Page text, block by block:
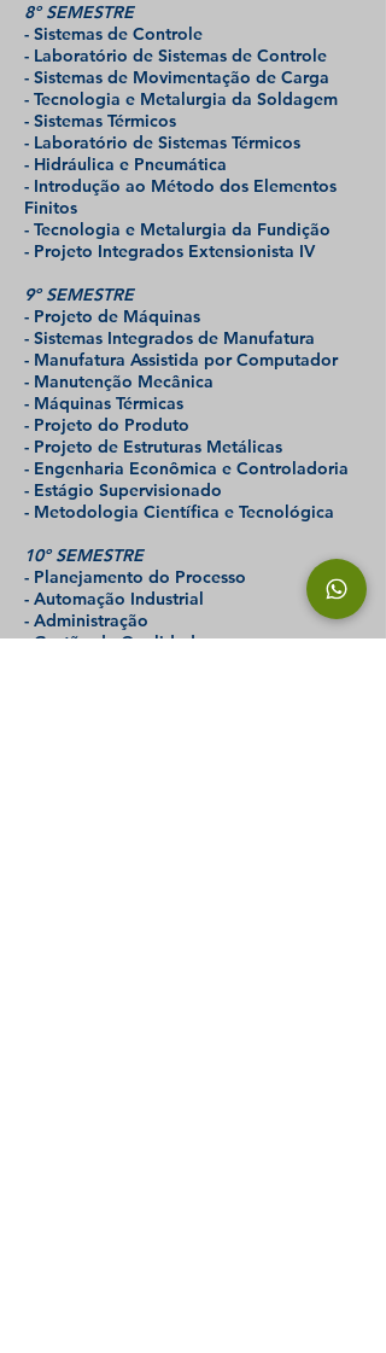
8º SEMESTRE
- Sistemas de Controle
- Laboratório de Sistemas de Controle
- Sistemas de Movimentação de Carga
- Tecnologia e Metalurgia da Soldagem
- Sistemas Térmicos
- Laboratório de Sistemas Térmicos
- Hidráulica e Pneumática
- Introdução ao Método dos Elementos
Finitos
- Tecnologia e Metalurgia da Fundição
- Projeto Integrados Extensionista IV
9º SEMESTRE
- Projeto de Máquinas
- Sistemas Integrados de Manufatura
- Manufatura Assistida por Computador
- Manutenção Mecânica
- Máquinas Térmicas
- Projeto do Produto
- Projeto de Estruturas Metálicas
- Engenharia Econômica e Controladoria
- Estágio Supervisionado
- Metodologia Científica e Tecnológica
10º SEMESTRE
- Planejamento do Processo
- Automação Industrial
- Administração
- Gestão da Qualidade